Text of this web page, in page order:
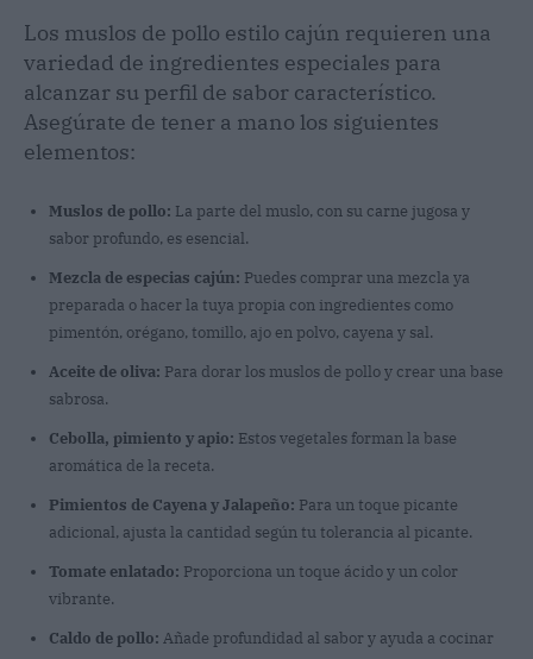
Los muslos de pollo estilo cajún requieren una
variedad de ingredientes especiales para
alcanzar su perfil de sabor característico.
Asegúrate de tener a mano los siguientes
elementos:
Muslos de pollo: La parte del muslo, con su carne jugosa y
sabor profundo, es esencial.
Mezcla de especias cajún: Puedes comprar una mezcla ya
preparada o hacer la tuya propia con ingredientes como
pimentón, orégano, tomillo, ajo en polvo, cayena y sal.
Aceite de oliva: Para dorar los muslos de pollo y crear una base
sabrosa.
Cebolla, pimiento y apio: Estos vegetales forman la base
aromática de la receta.
Pimientos de Cayena y Jalapeño: Para un toque picante
adicional, ajusta la cantidad según tu tolerancia al picante.
Tomate enlatado: Proporciona un toque ácido y un color
vibrante.
Caldo de pollo: Añade profundidad al sabor y ayuda a cocinar